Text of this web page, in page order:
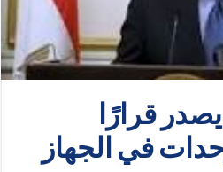
قرارًا
6 وحدات في الجهاز